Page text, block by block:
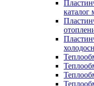
каталог